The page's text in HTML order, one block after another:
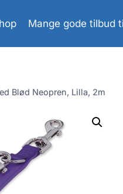
Mange gode tilbud
Blød Neopren, Lilla, 2m